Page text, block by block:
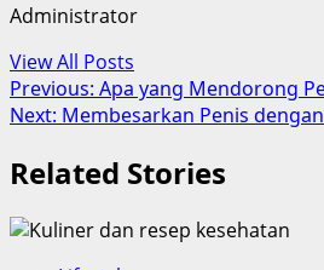
Administrator
View All Posts
Post
navigation
Previous: Apa yang Mendorong
Next: Membesarkan Penis
Related Stories